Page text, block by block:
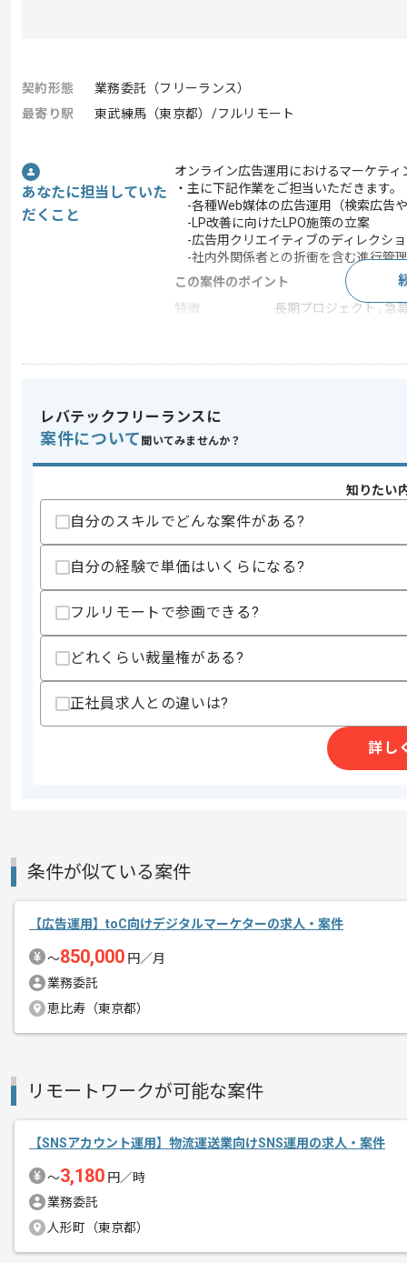
契約形態
業務委託（フリーランス）
最寄り駅
東武練馬（東京都）/フルリモート
あなたに担当していた
だくこと
オンライン広告運用におけるマーケテ
・主に下記作業をご担当いただきます。
-各種Web媒体の広告運用（検索広告
-LP改善に向けたLPO施策の立案
-広告用クリエイティブのディレクシ
-社内外関係者との折衝を含む進行管理
この案件のポイント
特徴
長期プロジェクト , 急
・月額1千万円以上の広告費における運
・Google Analyticsを用いたデータ分析
歓迎スキル
・美容医療関連の広告運用経験
スキルに不安がある方へ
上記に似た経験やスキルをお持ちであれば申
募集人数
作業開始日
2025/07/01
オンラインプロモーション支援を行う
ご経験を活かしつつ、裁量をもって業
レバテックフリーランスに
案件について 聞いてみませんか？
知りたい
自分のスキルでどんな案件がある?
自分の経験で単価はいくらになる?
フルリモートで参画できる?
どれくらい裁量権がある?
正社員求人との違いは?
詳し
条件が似ている案件
【広告運用】toC向けデジタルマーケターの求人・案件
〜850,000 円／月
業務委託
恵比寿（東京都）
リモートワークが可能な案件
【SNSアカウント運用】物流運送業向けSNS運用の求人・案件
〜3,180 円／時
業務委託
人形町（東京都）